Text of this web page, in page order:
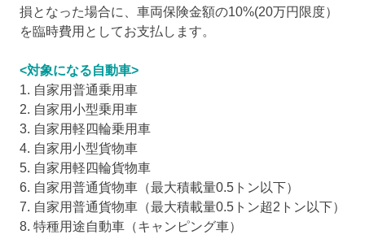
損となった場合に、車両保険金額の10%(20万円限度）
を臨時費用としてお支払します。
<対象になる自動車>
1. 自家用普通乗用車
2. 自家用小型乗用車
3. 自家用軽四輪乗用車
4. 自家用小型貨物車
5. 自家用軽四輪貨物車
6. 自家用普通貨物車（最大積載量0.5トン以下）
7. 自家用普通貨物車（最大積載量0.5トン超2トン以下）
8. 特種用途自動車（キャンピング車）